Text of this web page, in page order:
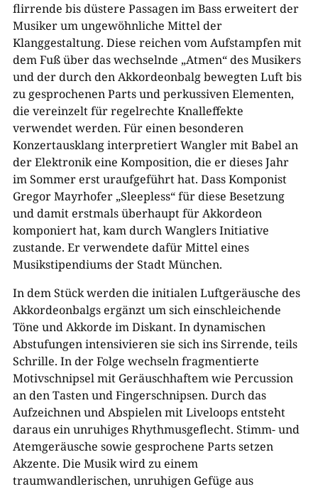
flirrende bis düstere Passagen im Bass erweitert der
Musiker um ungewöhnliche Mittel der
Klanggestaltung. Diese reichen vom Aufstampfen mit
dem Fuß über das wechselnde „Atmen“ des Musikers
und der durch den Akkordeonbalg bewegten Luft bis
zu gesprochenen Parts und perkussiven Elementen,
die vereinzelt für regelrechte Knalleffekte
verwendet werden. Für einen besonderen
Konzertausklang interpretiert Wangler mit Babel an
der Elektronik eine Komposition, die er dieses Jahr
im Sommer erst uraufgeführt hat. Dass Komponist
Gregor Mayrhofer „Sleepless“ für diese Besetzung
und damit erstmals überhaupt für Akkordeon
komponiert hat, kam durch Wanglers Initiative
zustande. Er verwendete dafür Mittel eines
Musikstipendiums der Stadt München.
In dem Stück werden die initialen Luftgeräusche des
Akkordeonbalgs ergänzt um sich einschleichende
Töne und Akkorde im Diskant. In dynamischen
Abstufungen intensivieren sie sich ins Sirrende, teils
Schrille. In der Folge wechseln fragmentierte
Motivschnipsel mit Geräuschhaftem wie Percussion
an den Tasten und Fingerschnipsen. Durch das
Aufzeichnen und Abspielen mit Liveloops entsteht
daraus ein unruhiges Rhythmusgeflecht. Stimm- und
Atemgeräusche sowie gesprochene Parts setzen
Akzente. Die Musik wird zu einem
traumwandlerischen, unruhigen Gefüge aus